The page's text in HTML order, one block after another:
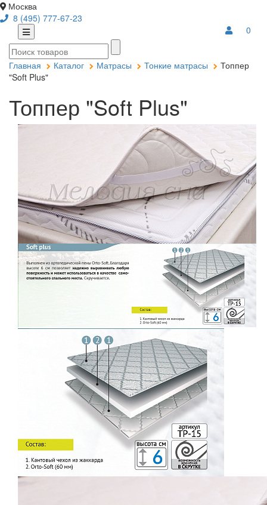
Москва
8 (495) 777-67-23
0
Главная Каталог Матрасы Тонкие матрасы
Топпер
"Soft Plus"
Топпер "Soft Plus"